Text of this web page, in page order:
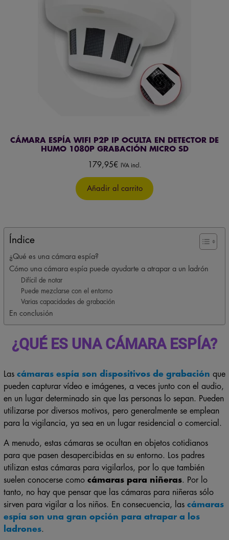
CÁMARA ESPÍA WIFI P2P IP OCULTA EN DETECTOR DE
HUMO 1080P GRABACIÓN MICRO SD
179,95 €
Añadir al carrito
Índice
¿Qué es una cámara espía?
Cómo una cámara espía puede ayudarte a atrapar a un ladrón
Difícil de notar
Puede mezclarse con el entorno
Varias capacidades de grabación
En conclusión
¿QUÉ ES UNA CÁMARA ESPÍA?
Las cámaras espía son dispositivos de grabación
pueden capturar vídeo e imágenes, a veces junto con el audio,
en un lugar determinado sin que las personas lo sepan. Pueden
utilizarse por diversos motivos, pero generalmente se emplean
para la vigilancia, ya sea en un lugar residencial o comercial.
A menudo, estas cámaras se ocultan en objetos cotidianos
para que pasen desapercibidas en su entorno. Los padres
utilizan estas cámaras para vigilarlos, por lo que también
suelen conocerse como
cámaras para niñeras
. Por lo
tanto, no hay que pensar que las cámaras para niñeras sólo
sirven para vigilar a los niños. En consecuencia, las
cámaras
espía son una gran opción para atrapar a los
ladrones